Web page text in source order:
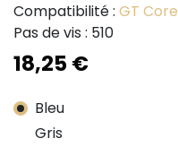
Compatibilité : GT Core
Pas de vis : 510
18,25 €
Bleu
Gris